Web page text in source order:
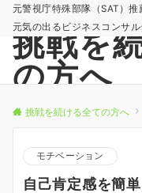
元警視庁特殊部隊（SAT）
元気の出るビジネスコンサ
挑戦を
の方へ
挑戦を続ける全ての方へ
モチベーション
自己肯定感を簡